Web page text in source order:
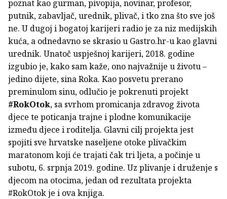
poznat kao gurman, pivopija, novinar, profesor,
putnik, zabavljač, urednik, plivač, i tko zna što sve još
ne. U dugoj i bogatoj karijeri radio je za niz medijskih
kuća, a odnedavno se skrasio u Gastro.hr-u kao glavni
urednik. Unatoč uspješnoj karijeri, 2018. godine
izgubio je, kako sam kaže, ono najvažnije u životu –
jedino dijete, sina Roka. Kao posvetu prerano
preminulom sinu, odlučio je pokrenuti projekt
#RokOtok, sa svrhom promicanja zdravog života
djece te poticanja trajne i plodne komunikacije
između djece i roditelja. Glavni cilj projekta jest
spojiti sve hrvatske naseljene otoke plivačkim
maratonom koji će trajati čak tri ljeta, a počinje u
subotu, 6. srpnja 2019. godine. Uz plivanje i druženje s
djecom na otocima, jedan od rezultata projekta
#RokOtok je i ova knjiga.